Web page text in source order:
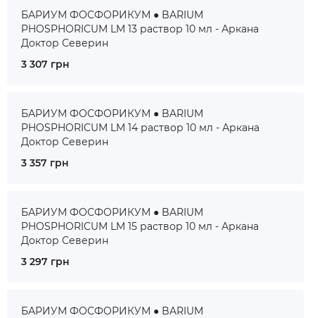
БАРИУМ ФОСФОРИКУМ ● BARIUM
PHOSPHORICUM LM 13 раствор 10 мл - Аркана
Доктор Северин
3 307 грн
БАРИУМ ФОСФОРИКУМ ● BARIUM
PHOSPHORICUM LM 14 раствор 10 мл - Аркана
Доктор Северин
3 357 грн
БАРИУМ ФОСФОРИКУМ ● BARIUM
PHOSPHORICUM LM 15 раствор 10 мл - Аркана
Доктор Северин
3 297 грн
БАРИУМ ФОСФОРИКУМ ● BARIUM